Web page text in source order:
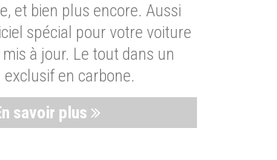
et bien plus encore. Aussi
spécial pour votre voiture
à jour. Le tout dans un
exclusif en carbone.
savoir plus